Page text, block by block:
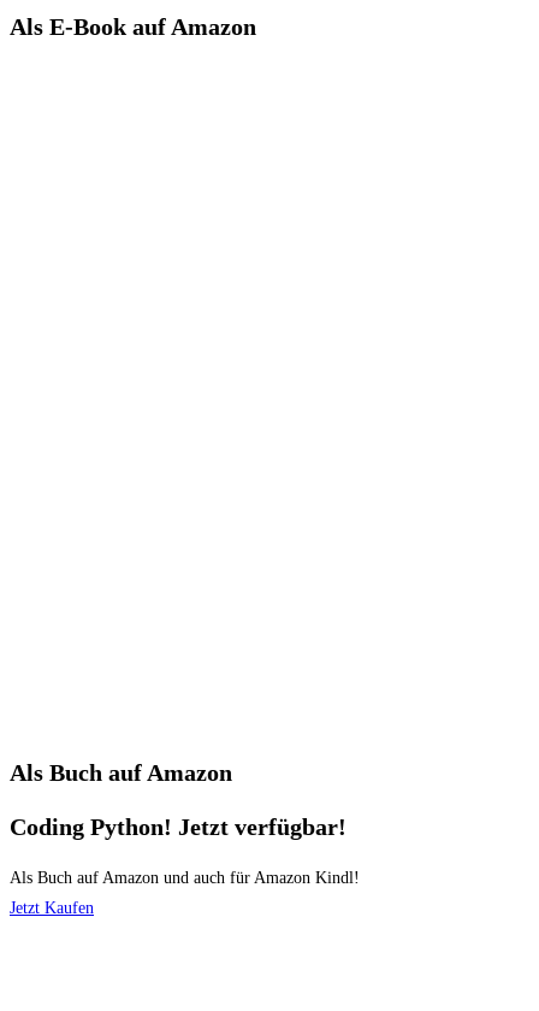
Als E-Book auf Amazon
Als Buch auf Amazon
Coding Python! Jetzt verfügbar!
Als Buch auf Amazon und auch für Amazon Kindl!
Jetzt Kaufen